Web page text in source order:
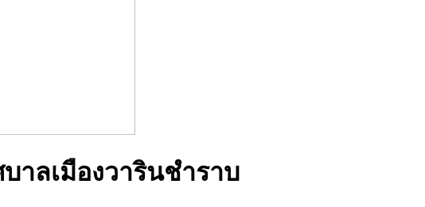
าลเมืองวารินชำราบ